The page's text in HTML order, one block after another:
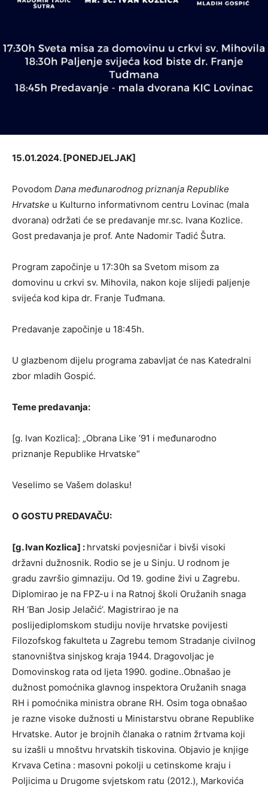
15.01.2024. [PONEDJELJAK]
Povodom Dana međunarodnog priznanja Republike
Hrvatske u Kulturno informativnom centru Lovinac (mala
dvorana) održati će se predavanje mr.sc. Ivana Kozlice.
Gost predavanja je prof. Ante Nadomir Tadić Šutra.
Program započinje u 17:30h sa Svetom misom za
domovinu u crkvi sv. Mihovila, nakon koje slijedi paljenje
svijeća kod kipa dr. Franje Tuđmana.
Predavanje započinje u 18:45h.
U glazbenom dijelu programa zabavljat će nas Katedralni
zbor mladih Gospić.
Teme predavanja:
[g. Ivan Kozlica]: „Obrana Like ’91 i međunarodno
priznanje Republike Hrvatske“
Veselimo se Vašem dolasku!
O GOSTU PREDAVAČU:
[g. Ivan Kozlica] : hrvatski povjesničar i bivši visoki
državni dužnosnik. Rodio se je u Sinju. U rodnom je
gradu završio gimnaziju. Od 19. godine živi u Zagrebu.
Diplomirao je na FPZ-u i na Ratnoj školi Oružanih snaga
RH ‘Ban Josip Jelačić’. Magistrirao je na
poslijediplomskom studiju novije hrvatske povijesti
Filozofskog fakulteta u Zagrebu temom Stradanje civilnog
stanovništva sinjskog kraja 1944. Dragovoljac je
Domovinskog rata od ljeta 1990. godine..Obnašao je
dužnost pomoćnika glavnog inspektora Oružanih snaga
RH i pomoćnika ministra obrane RH. Osim toga obnašao
je razne visoke dužnosti u Ministarstvu obrane Republike
Hrvatske. Autor je brojnih članaka o ratnim žrtvama koji
su izašli u mnoštvu hrvatskih tiskovina. Objavio je knjige
Krvava Cetina : masovni pokolji u cetinskome kraju i
Poljicima u Drugome svjetskom ratu (2012.), Markovića